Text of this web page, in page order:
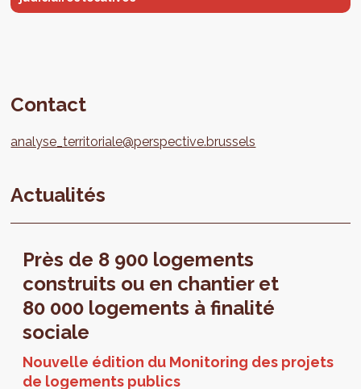
Contact
analyse_territoriale@perspective.brussels
Actualités
Près de 8 900 logements
construits ou en chantier et
80 000 logements à finalité
sociale
Nouvelle édition du Monitoring des projets
de logements publics